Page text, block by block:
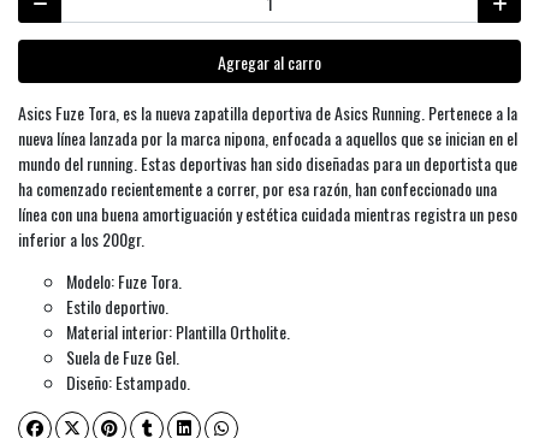
Agregar al carro
Asics Fuze Tora, es la nueva zapatilla deportiva de Asics Running. Pertenece a la
nueva línea lanzada por la marca nipona, enfocada a aquellos que se inician en el
mundo del running. Estas deportivas han sido diseñadas para un deportista que
ha comenzado recientemente a correr, por esa razón, han confeccionado una
línea con una buena amortiguación y estética cuidada mientras registra un peso
inferior a los 200gr.
Modelo: Fuze Tora.
Estilo deportivo.
Material interior: Plantilla Ortholite.
Suela de Fuze Gel.
Diseño: Estampado.